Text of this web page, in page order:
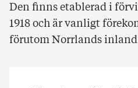
Den finns etablerad i
1918 och är vanligt
förutom Norrlands